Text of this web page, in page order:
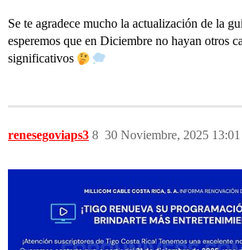
Se te agradece mucho la actualización de la
esperemos que en Diciembre no hayan otros
significativos
renesegoviaps3 30 Noviembre, 2025 13:01
8